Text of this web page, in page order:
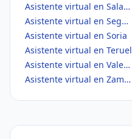
Asistente virtual en Salamanca
Asistente virtual en Segovia
Asistente virtual en Soria
Asistente virtual en Teruel
Asistente virtual en Valencia/València
Asistente virtual en Zamora